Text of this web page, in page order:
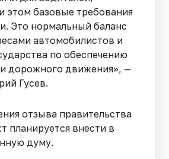
этом базовые требования
Это нормальный баланс
автомобилистов и
по обеспечению
дорожного движения», —
Гусев.
отзыва правительства
планируется внести в
думу.